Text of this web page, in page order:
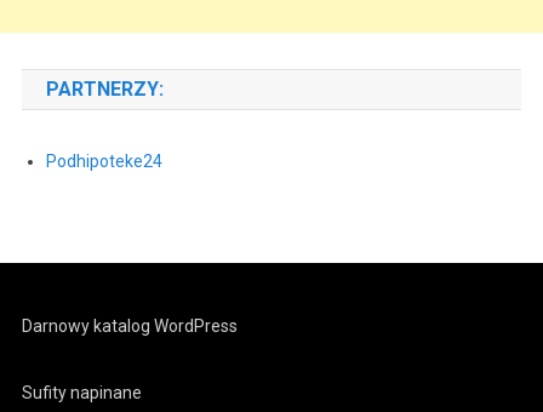
PARTNERZY:
Podhipoteke24
Darnowy katalog WordPress
Sufity napinane